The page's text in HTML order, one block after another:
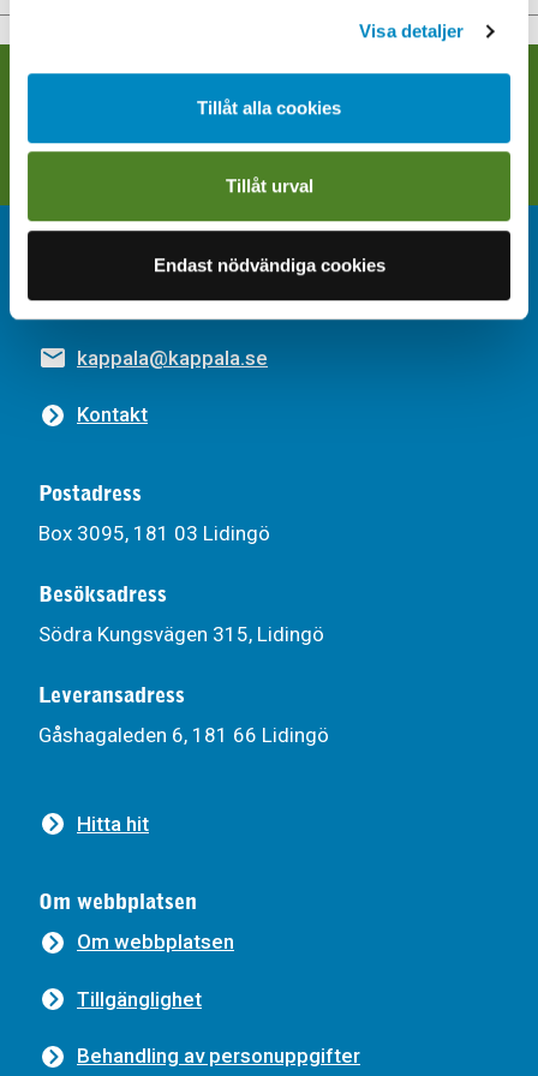
Visa detaljer
Tillåt alla cookies
Tillåt urval
Endast nödvändiga cookies
Följ oss på sociala medier
Instagram
08-766 67 00
kappala@kappala.se
Kontakt
Postadress
Box 3095, 181 03 Lidingö
Besöksadress
Södra Kungsvägen 315, Lidingö
Leveransadress
Gåshagaleden 6, 181 66 Lidingö
Hitta hit
Om webbplatsen
Om webbplatsen
Tillgänglighet
Behandling av personuppgifter